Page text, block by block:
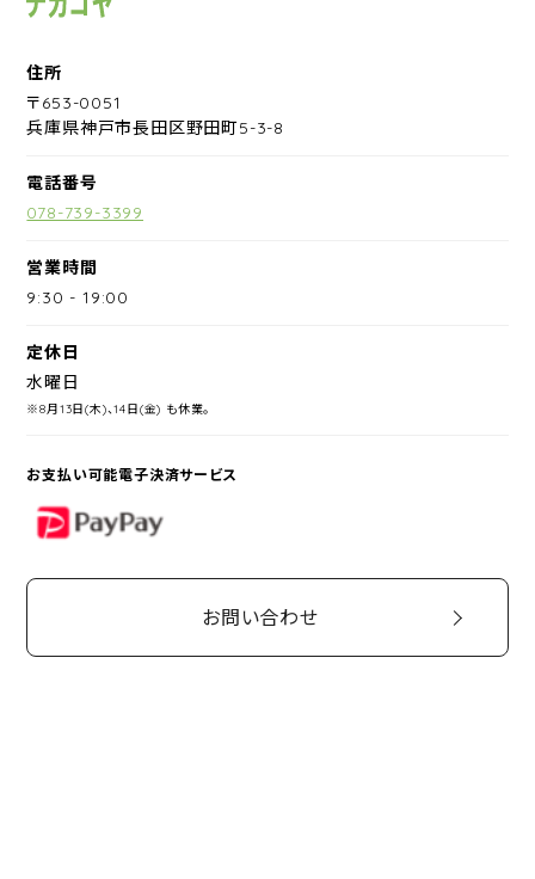
住所
〒653-0051
兵庫県神戸市長田区野田町5-3-8
電話番号
078-739-3399
営業時間
9:30 -19:00
定休日
水曜日
※8月13日(木)、14日(金) も休業。
お支払い可能電子決済サービス
PayPay
お問い合わせ